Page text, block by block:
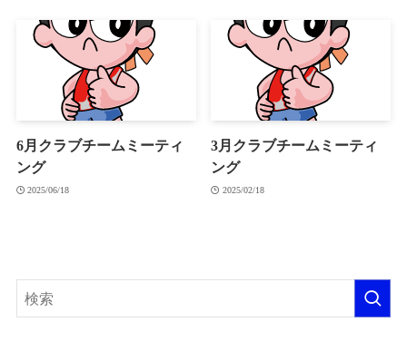
6月クラブチームミーティ
ング
2025/06/18
3月クラブチームミーティ
ング
2025/02/18